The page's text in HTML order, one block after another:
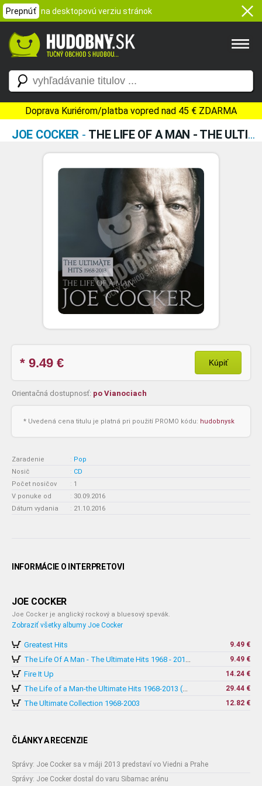
Prepnúť na desktopovú verziu stránok
Doprava Kuriérom/platba vopred nad 45 € ZDARMA
JOE COCKER - THE LIFE OF A MAN - THE ULTIMATE HITS 1968 - 2013 (ESSENTIAL EDITION)
* 9.49 € Kúpiť
Orientačná dostupnosť: po Vianociach
* Uvedená cena titulu je platná pri použití PROMO kódu: hudobnysk
Zaradenie : Pop
Nosič
: CD
Počet nosičov
: 1
V ponuke od
: 30.09.2016
Dátum vydania
: 21.10.2016
INFORMÁCIE O INTERPRETOVI
JOE COCKER
Joe Cocker je anglický rockový a bluesový spevák.
Zobraziť všetky albumy Joe Cocker
Greatest Hits
9.49 €
The Life Of A Man - The Ultimate Hits 1968 - 2013 (Essential Edition)
9.49 €
Fire It Up
14.24 €
The Life of a Man-the Ultimate Hits 1968-2013 (2x Vinyl)
29.44 €
The Ultimate Collection 1968-2003 12.82 €
ČLÁNKY A RECENZIE
Správy: Joe Cocker sa v máji 2013 predstaví vo Viedni a Prahe
Správy: Joe Cocker dostal do varu Sibamac arénu